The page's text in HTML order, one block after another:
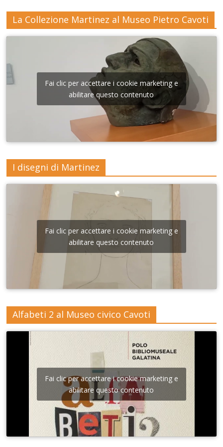
La Collezione Martinez al Museo Pietro Cavoti
Fai clic per accettare i cookie marketing e
abilitare questo contenuto
I disegni di Martinez
Fai clic per accettare i cookie marketing e
abilitare questo contenuto
Alfabeti 2 al Museo civico Cavoti
Fai clic per accettare i cookie marketing e
abilitare questo contenuto